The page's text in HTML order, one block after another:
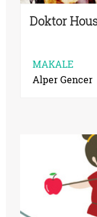
Doktor
MAKALE
Alper Gencer